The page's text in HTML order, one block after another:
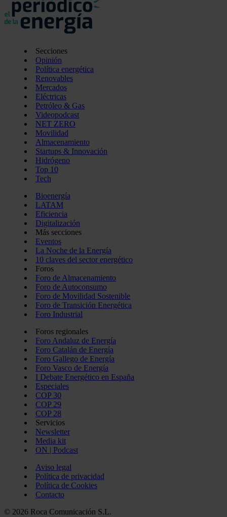
Secciones
Opinión
Política energética
Renovables
Mercados
Eléctricas
Petróleo & Gas
Videopodcast
NET ZERO
Movilidad
Almacenamiento
Startups & Innovación
Hidrógeno
Top 10
Tech
Bioenergía
LATAM
Eficiencia
Digitalización
Más secciones
Eventos
La Noche de la Energía
10 claves del sector energético
Foros
Foro de Almacenamiento
Foro de Autoconsumo
Foro de Movilidad Sostenible
Foro de Transición Energética
Foro Industrial
Foros regionales
Foro Andaluz de Energía
Foro Catalán de Energía
Foro Gallego de Energía
Foro Vasco de Energía
I Debate Energético en España
Especiales
COP 30
COP 29
COP 28
Servicios
Newsletter
Media kit
ON | Podcast
Aviso legal
Política de privacidad
Política de Cookies
Contacto
© 2026 Roca Comunicación S.L.